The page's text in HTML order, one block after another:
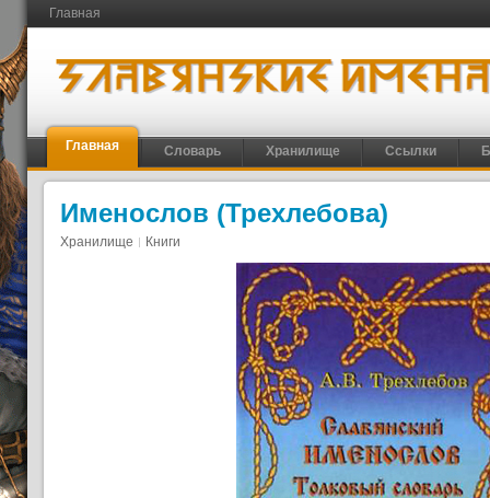
Главная
Главная Словарь Хранилище Ссылки
Именослов (Трехлебова)
Хранилище Книги